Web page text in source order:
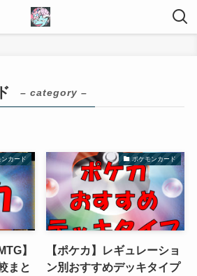
– category –
ンカード
】
まと
ポケモンカード
【ポケカ】レギュレーショ
ン別おすすめデッキタイプ